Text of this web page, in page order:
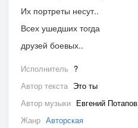
Их портреты несут..
Всех ушедших тогда
друзей боевых..
Исполнитель ?
Автор текста Это ты
Автор музыки Евгений Потапов
Жанр Авторская